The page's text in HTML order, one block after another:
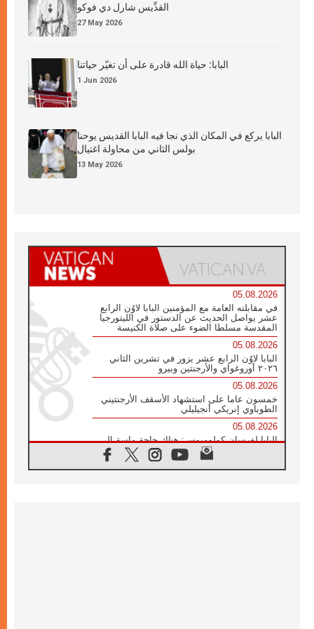
القدِّيس شارل دي فوكو
27 May 2026
البابا: حياة الله قادرة على أن تغيّر حياتنا
1 Jun 2026
البابا يركع في المكان الذي نجا فيه البابا القديس يوحنا
بولس الثاني من محاولة اغتيال
13 May 2026
05.08.2026
في مقابلته العامة مع المؤمنين البابا لاوُن الرابع
عشر يواصل الحديث عن الدستور في الليتورجيا
المقدسة مسلطا الضوء على صلاة الكنيسة
05.08.2026
البابا لاوُن الرابع عشر يزور في تشرين الثاني
٢٠٢٦ أوروغواي والأرجنتين وبيرو
05.08.2026
خمسون عاما على استشهاد الأسقف الأرجنتيني
الطوباوي إنريكي أنجيليلي
05.08.2026
البابا لفرسان كولومبوس: هناك حاجة ماسة إلى
أنبياء تناغم يسعون إلى بناء الجسور
04.08.2026